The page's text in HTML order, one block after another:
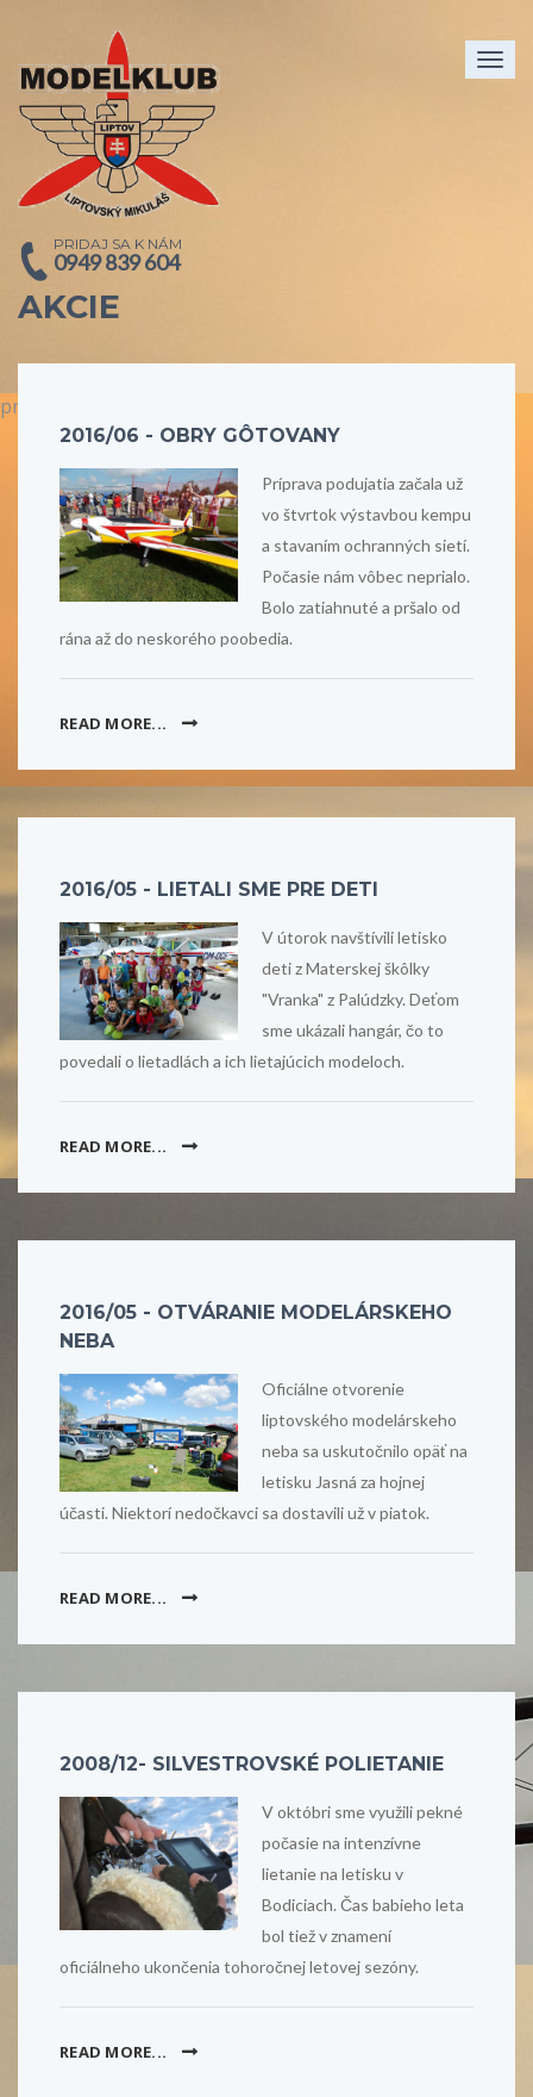
prev
PRIDAJ SA K NÁM
0949 839 604
AKCIE
2016/06 - OBRY GÔTOVANY
Príprava podujatia začala už
vo štvrtok výstavbou kempu
a stavaním ochranných sietí.
Počasie nám vôbec neprialo.
Bolo zatiahnuté a pršalo od
rána až do neskorého poobedia.
READ MORE...
2016/05 - LIETALI SME PRE DETI
V útorok navštívili letisko
deti z Materskej škôlky
"Vranka" z Palúdzky. Deťom
sme ukázali hangár, čo to
povedali o lietadlách a ich lietajúcich modeloch.
READ MORE...
2016/05 - OTVÁRANIE MODELÁRSKEHO
NEBA
Oficiálne otvorenie
liptovského modelárskeho
neba sa uskutočnilo opäť na
letisku Jasná za hojnej
účasti. Niektorí nedočkavci sa dostavili už v piatok.
READ MORE...
2008/12- SILVESTROVSKÉ POLIETANIE
V októbri sme využili pekné
počasie na intenzívne
lietanie na letisku v
Bodiciach. Čas babieho leta
bol tiež v znamení
oficiálneho ukončenia tohoročnej letovej sezóny.
READ MORE...